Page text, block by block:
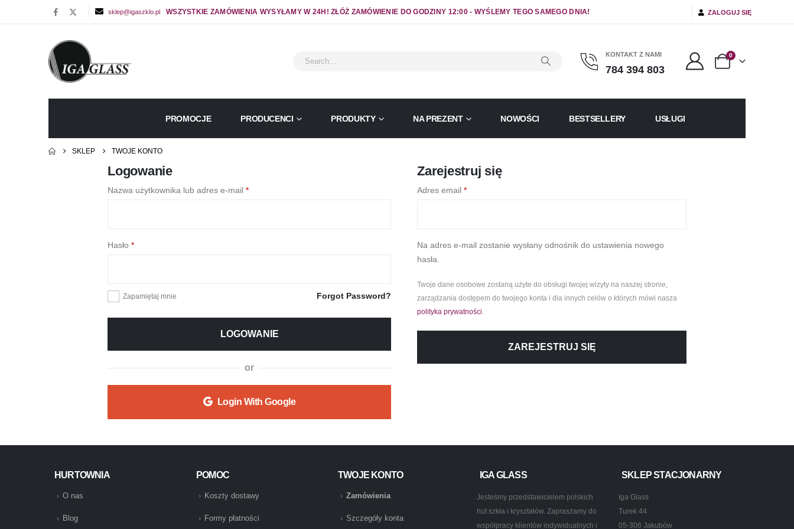
sklep@igaszklo.pl WSZYSTKIE ZAMÓWIENIA WYSYŁAMY W 24H! ZŁÓŻ ZAMÓWIENIE DO GODZINY 12:00 - WYŚLEMY TEGO SAMEGO DNIA! ZALOGUJ SIĘ
KONTAKT Z NAMI
784 394 803
0
PROMOCJE PRODUCENCI PRODUKTY NA PREZENT NOWOŚCI BESTSELLERY USŁUGI
SKLEP TWOJE KONTO
Logowanie
Nazwa użytkownika lub adres e-mail *Wymagane
Hasło *Wymagane
Zapamiętaj mnie Forgot Password?
LOGOWANIE
or
Login With Google
Zarejestruj się
Adres email *Wymagane
Na adres e-mail zostanie wysłany odnośnik do ustawienia nowego
hasła.
Twoje dane osobowe zostaną użyte do obsługi twojej wizyty na naszej stronie,
zarządzania dostępem do twojego konta i dla innych celów o których mówi nasza
polityka prywatności.
ZAREJESTRUJ SIĘ
HURTOWNIA
O nas
Blog
POMOC
Koszty dostawy
Formy płatności
TWOJE KONTO
Zamówienia
Szczegóły konta
IGA GLASS
Jesteśmy przedstawicielem polskich
hut szkła i kryształów. Zapraszamy do
współpracy klientów indywidualnych i
SKLEP STACJONARNY
Iga Glass
Turek 44
05-306 Jakubów